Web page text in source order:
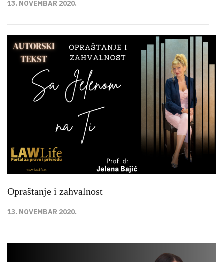
13. NOVEMBAR 2020.
Opraštanje i zahvalnost
13. NOVEMBAR 2020.